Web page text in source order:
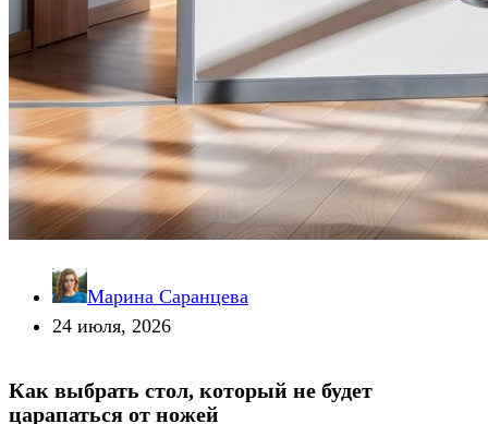
Марина Саранцева
24 июля, 2026
Как выбрать стол, который не будет
царапаться от ножей